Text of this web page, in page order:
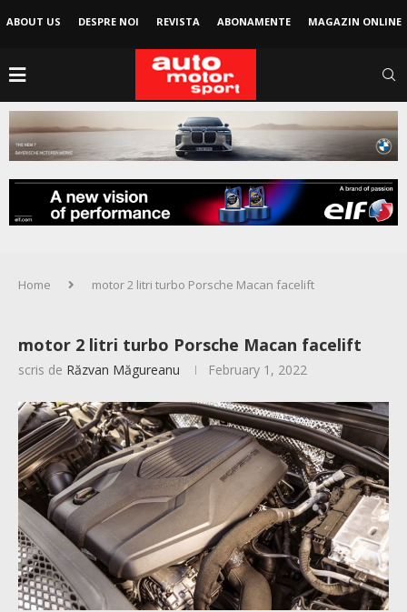
ABOUT US DESPRE NOI REVISTA ABONAMENTE MAGAZIN ONLINE
Home motor 2 litri turbo Porsche Macan facelift
motor 2 litri turbo Porsche Macan facelift
scris de Răzvan Măgureanu February 1, 2022